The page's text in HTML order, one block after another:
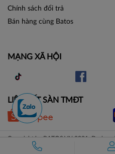
Chính sách đổi trả
Bán hàng cùng Batos
MẠNG XÃ HỘI
LIÊN KẾT SÀN TMĐT
Copyright by BATOS.VN 2021.